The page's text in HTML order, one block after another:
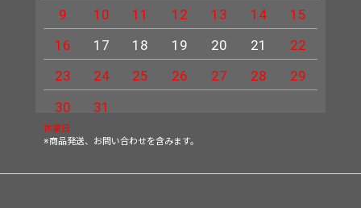
9
10 11 12 13 14
15
16
17 18 19 20 21
22
23
24 25 26 27 28
29
30
31
休業日
※商品発送、お問い合わせを含みます。